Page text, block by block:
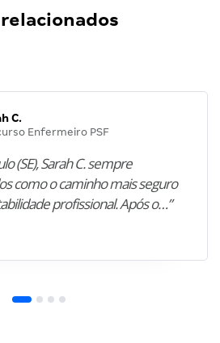
C.
Enfermeiro PSF
(SE), Sarah C. sempre
como o caminho mais seguro
profissional. Após o…”